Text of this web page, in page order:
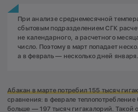
При анализе среднемесячной
сбытовым подразделением СГК
не календарного, а расчетного
число. Поэтому в март попадает
а в февраль — несколько дней января.
Абакан в марте потребил 155 тысяч
сравнения: в феврале теплопотребление
больше — 197 тысяч гигакалорий. Такой